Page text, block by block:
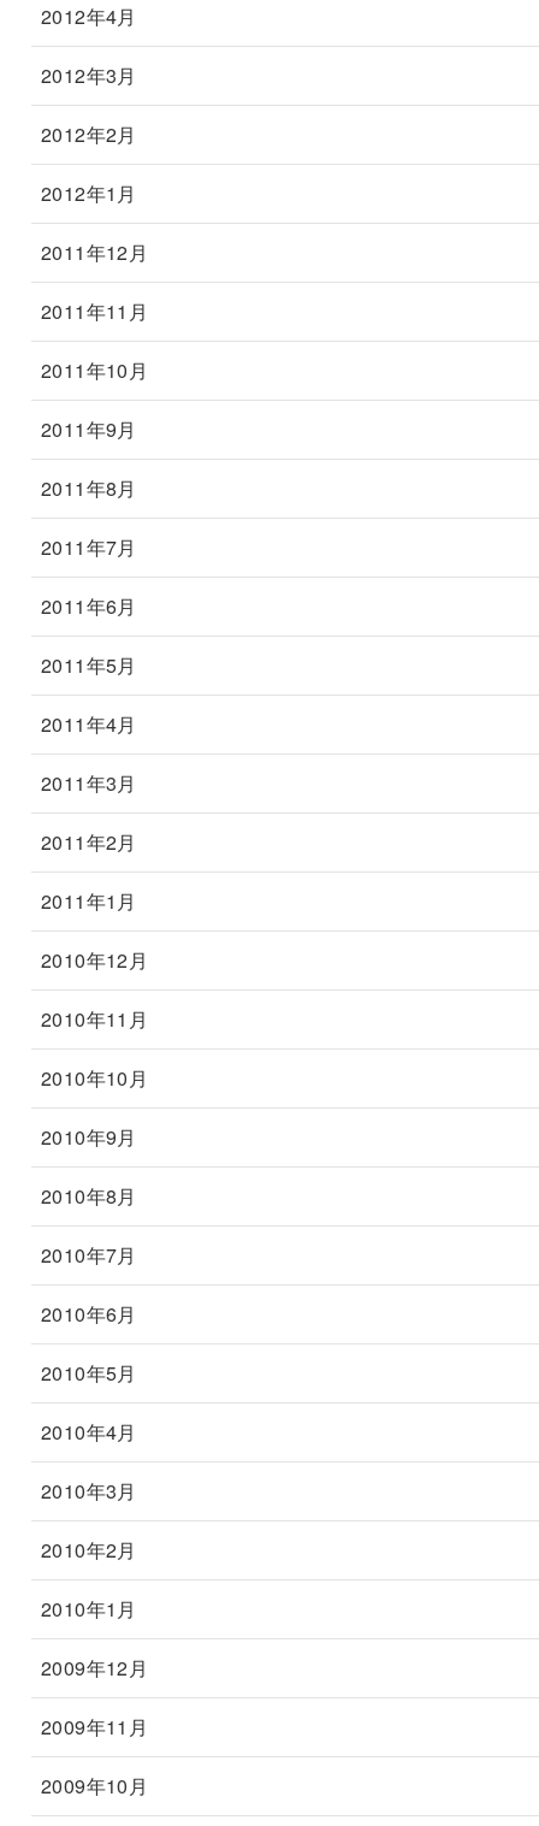
2012年4月
2012年3月
2012年2月
2012年1月
2011年12月
2011年11月
2011年10月
2011年9月
2011年8月
2011年7月
2011年6月
2011年5月
2011年4月
2011年3月
2011年2月
2011年1月
2010年12月
2010年11月
2010年10月
2010年9月
2010年8月
2010年7月
2010年6月
2010年5月
2010年4月
2010年3月
2010年2月
2010年1月
2009年12月
2009年11月
2009年10月